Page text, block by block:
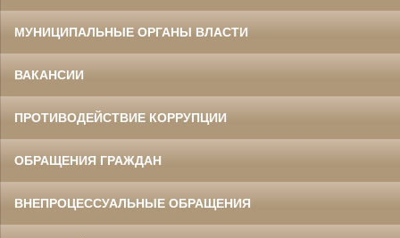
МУНИЦИПАЛЬНЫЕ ОРГАНЫ ВЛАСТИ
ВАКАНСИИ
ПРОТИВОДЕЙСТВИЕ КОРРУПЦИИ
ОБРАЩЕНИЯ ГРАЖДАН
ВНЕПРОЦЕССУАЛЬНЫЕ ОБРАЩЕНИЯ